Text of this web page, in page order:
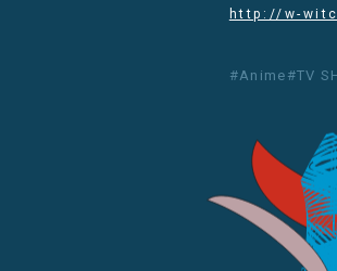
http://w-
#Anime #TV